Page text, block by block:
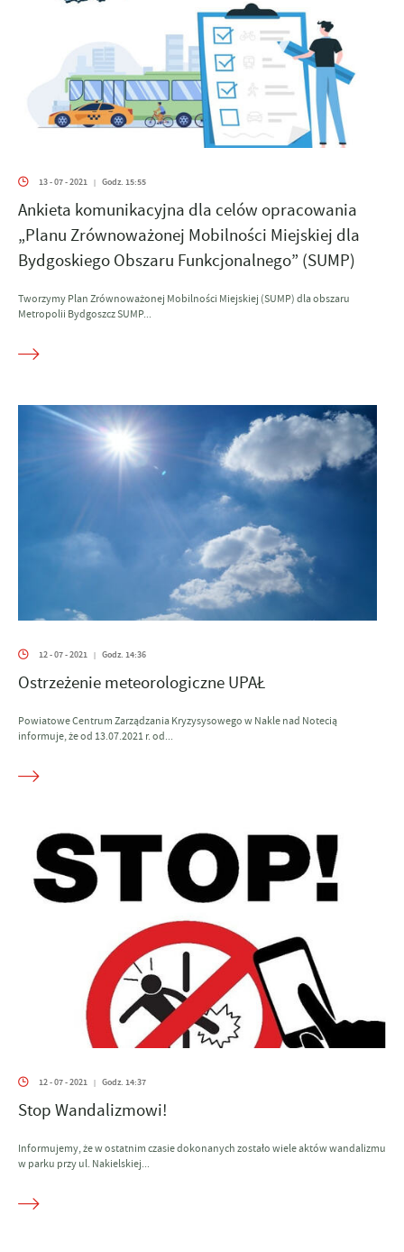
13 - 07 - 2021 | Godz. 15:55
Ankieta komunikacyjna dla celów opracowania
„Planu Zrównoważonej Mobilności Miejskiej dla
Bydgoskiego Obszaru Funkcjonalnego” (SUMP)
Tworzymy Plan Zrównoważonej Mobilności Miejskiej (SUMP) dla obszaru
Metropolii Bydgoszcz SUMP...
12 - 07 - 2021 | Godz. 14:36
Ostrzeżenie meteorologiczne UPAŁ
Powiatowe Centrum Zarządzania Kryzysysowego w Nakle nad Notecią
informuje, że od 13.07.2021 r. od...
12 - 07 - 2021 | Godz. 14:37
Stop Wandalizmowi!
Informujemy, że w ostatnim czasie dokonanych zostało wiele aktów wandalizmu
w parku przy ul. Nakielskiej...